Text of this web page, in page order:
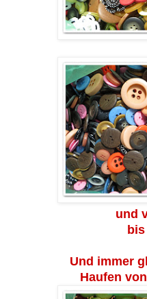
und
Und immer
Haufen